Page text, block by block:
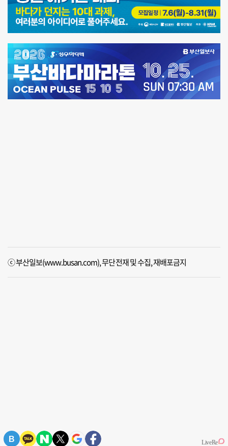
ⓒ 부산일보(www.busan.com), 무단전재 및 수집, 재배포금지